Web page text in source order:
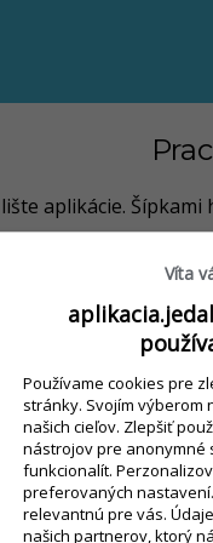
aplikácie.
v každom okne, v
stravníka na
mesiac. Zasa
Víta
Používame cookies pre
stránky. Svojím výberom
našich cieľov. Zlepšiť
nástrojov pre anonymné
funkcionalít.
preferovaných
relevantnú pre vás.
našich partnerov, ktorý